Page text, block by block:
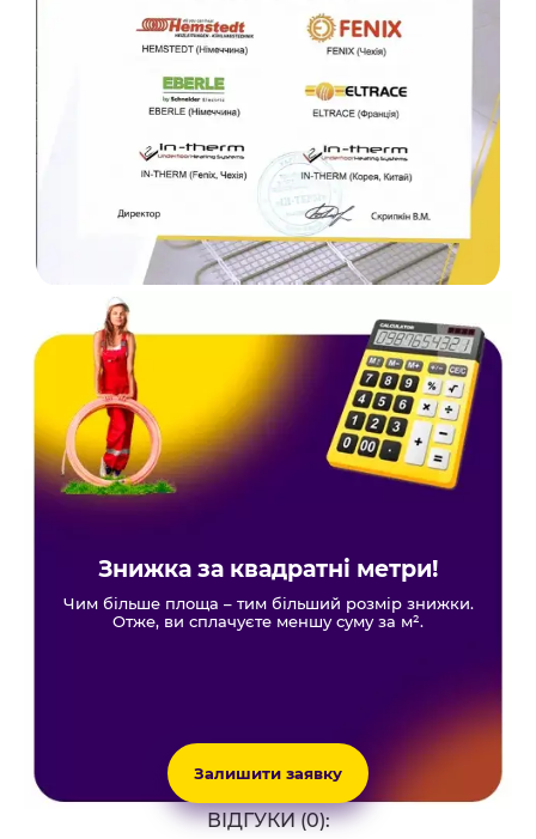
Знижка за квадратні метри!
Чим більше площа – тим більший розмір знижки.
Отже, ви сплачуєте меншу суму за м².
Залишити заявку
ВІДГУКИ (0):